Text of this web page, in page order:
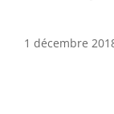
1 décembre